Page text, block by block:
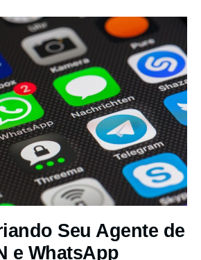
Seu Agente de
e WhatsApp